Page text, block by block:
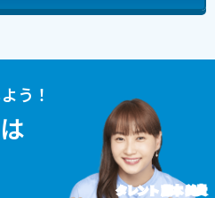
う！
タレント 藤本 美貴